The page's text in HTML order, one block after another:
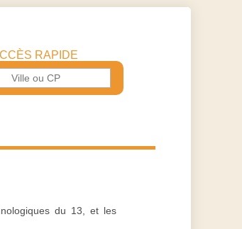
RAPIDE
du 13, et les